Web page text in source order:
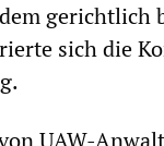
sich die